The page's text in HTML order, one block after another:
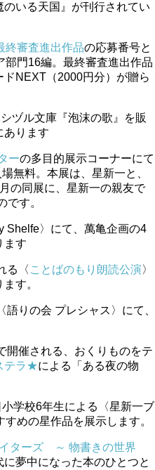
いる天国』が刊行されてい
終審査進出作品の応募番号と
門16編。最終審査進出作品
NEXT（2000円分）が贈ら
ヅル文庫『泡沫の歌』を販
あります
ーの多目的展示コーナーにて
無料。本展は、星新一と、
の同展に、星新一の親友で
す。
Shelfe〉にて、萬亀企画の4
ます
る〈 ことばのもり朗読公演〉
す。
りの会 プレシャス〉にて、
開催される、おくりものをテ
テラ★による「ある夜の物
学校6年生による〈星新一ブ
めの星作品を展示します。
ターズ ～ 物書きの世界
夢中になった本のひとつと